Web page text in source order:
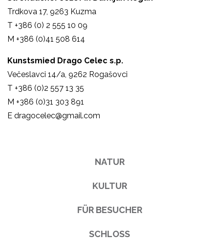
Trdkova 17, 9263 Kuzma
T +386 (0) 2 555 10 09
M +386 (0)41 508 614
Kunstsmied Drago Celec s.p.
Večeslavci 14/a, 9262 Rogašovci
T +386 (0)2 557 13 35
M +386 (0)31 303 891
E dragocelec@gmail.com
NATUR
KULTUR
FÜR BESUCHER
SCHLOSS